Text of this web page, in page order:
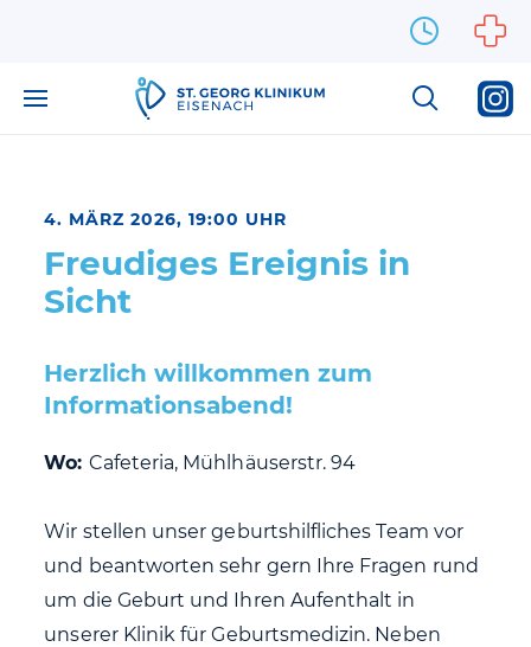
4. MÄRZ 2026, 19:00 UHR
Freudiges Ereignis in
Sicht
Herzlich willkommen zum
Informationsabend!
Wo: Cafeteria, Mühlhäuserstr. 94
Wir stellen unser geburtshilfliches Team vor
und beantworten sehr gern Ihre Fragen rund
um die Geburt und Ihren Aufenthalt in
unserer Klinik für Geburtsmedizin. Neben